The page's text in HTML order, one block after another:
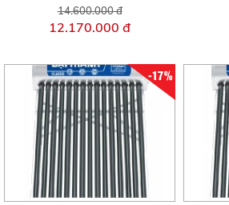
14.600.000 đ
12.170.000 đ
-17%